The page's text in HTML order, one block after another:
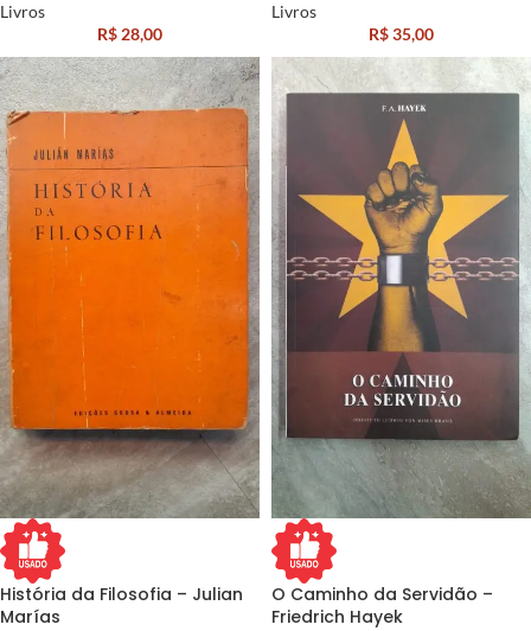
Livros
R$ 28,00
Livros
R$35,00
História da Filosofia – Julian
Marías
O Caminho da Servidão –
Friedrich Hayek